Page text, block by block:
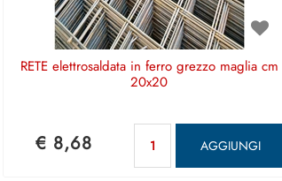
RETE elettrosaldata in ferro grezzo maglia cm
20x20
€ 8,68 AGGIUNGI